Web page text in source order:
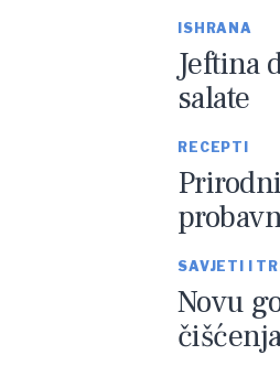
ISHRANA
Jeftina
salate
RECEPTI
SAVJETI I
Novu